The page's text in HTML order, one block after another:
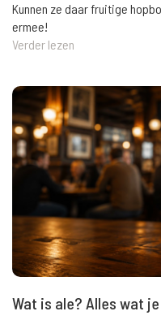
Kunnen ze daar fruitige
ermee!
Verder lezen
Wat is ale? Alles wat